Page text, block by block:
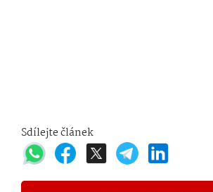
Sdílejte článek